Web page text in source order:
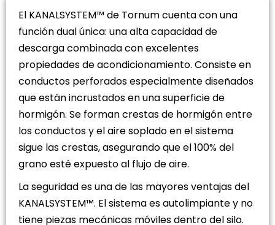
El KANALSYSTEM™ de Tornum cuenta con una
función dual única: una alta capacidad de
descarga combinada con excelentes
propiedades de acondicionamiento. Consiste en
conductos perforados especialmente diseñados
que están incrustados en una superficie de
hormigón. Se forman crestas de hormigón entre
los conductos y el aire soplado en el sistema
sigue las crestas, asegurando que el 100% del
grano esté expuesto al flujo de aire.
La seguridad es una de las mayores ventajas del
KANALSYSTEM™. El sistema es autolimpiante y no
tiene piezas mecánicas móviles dentro del silo.